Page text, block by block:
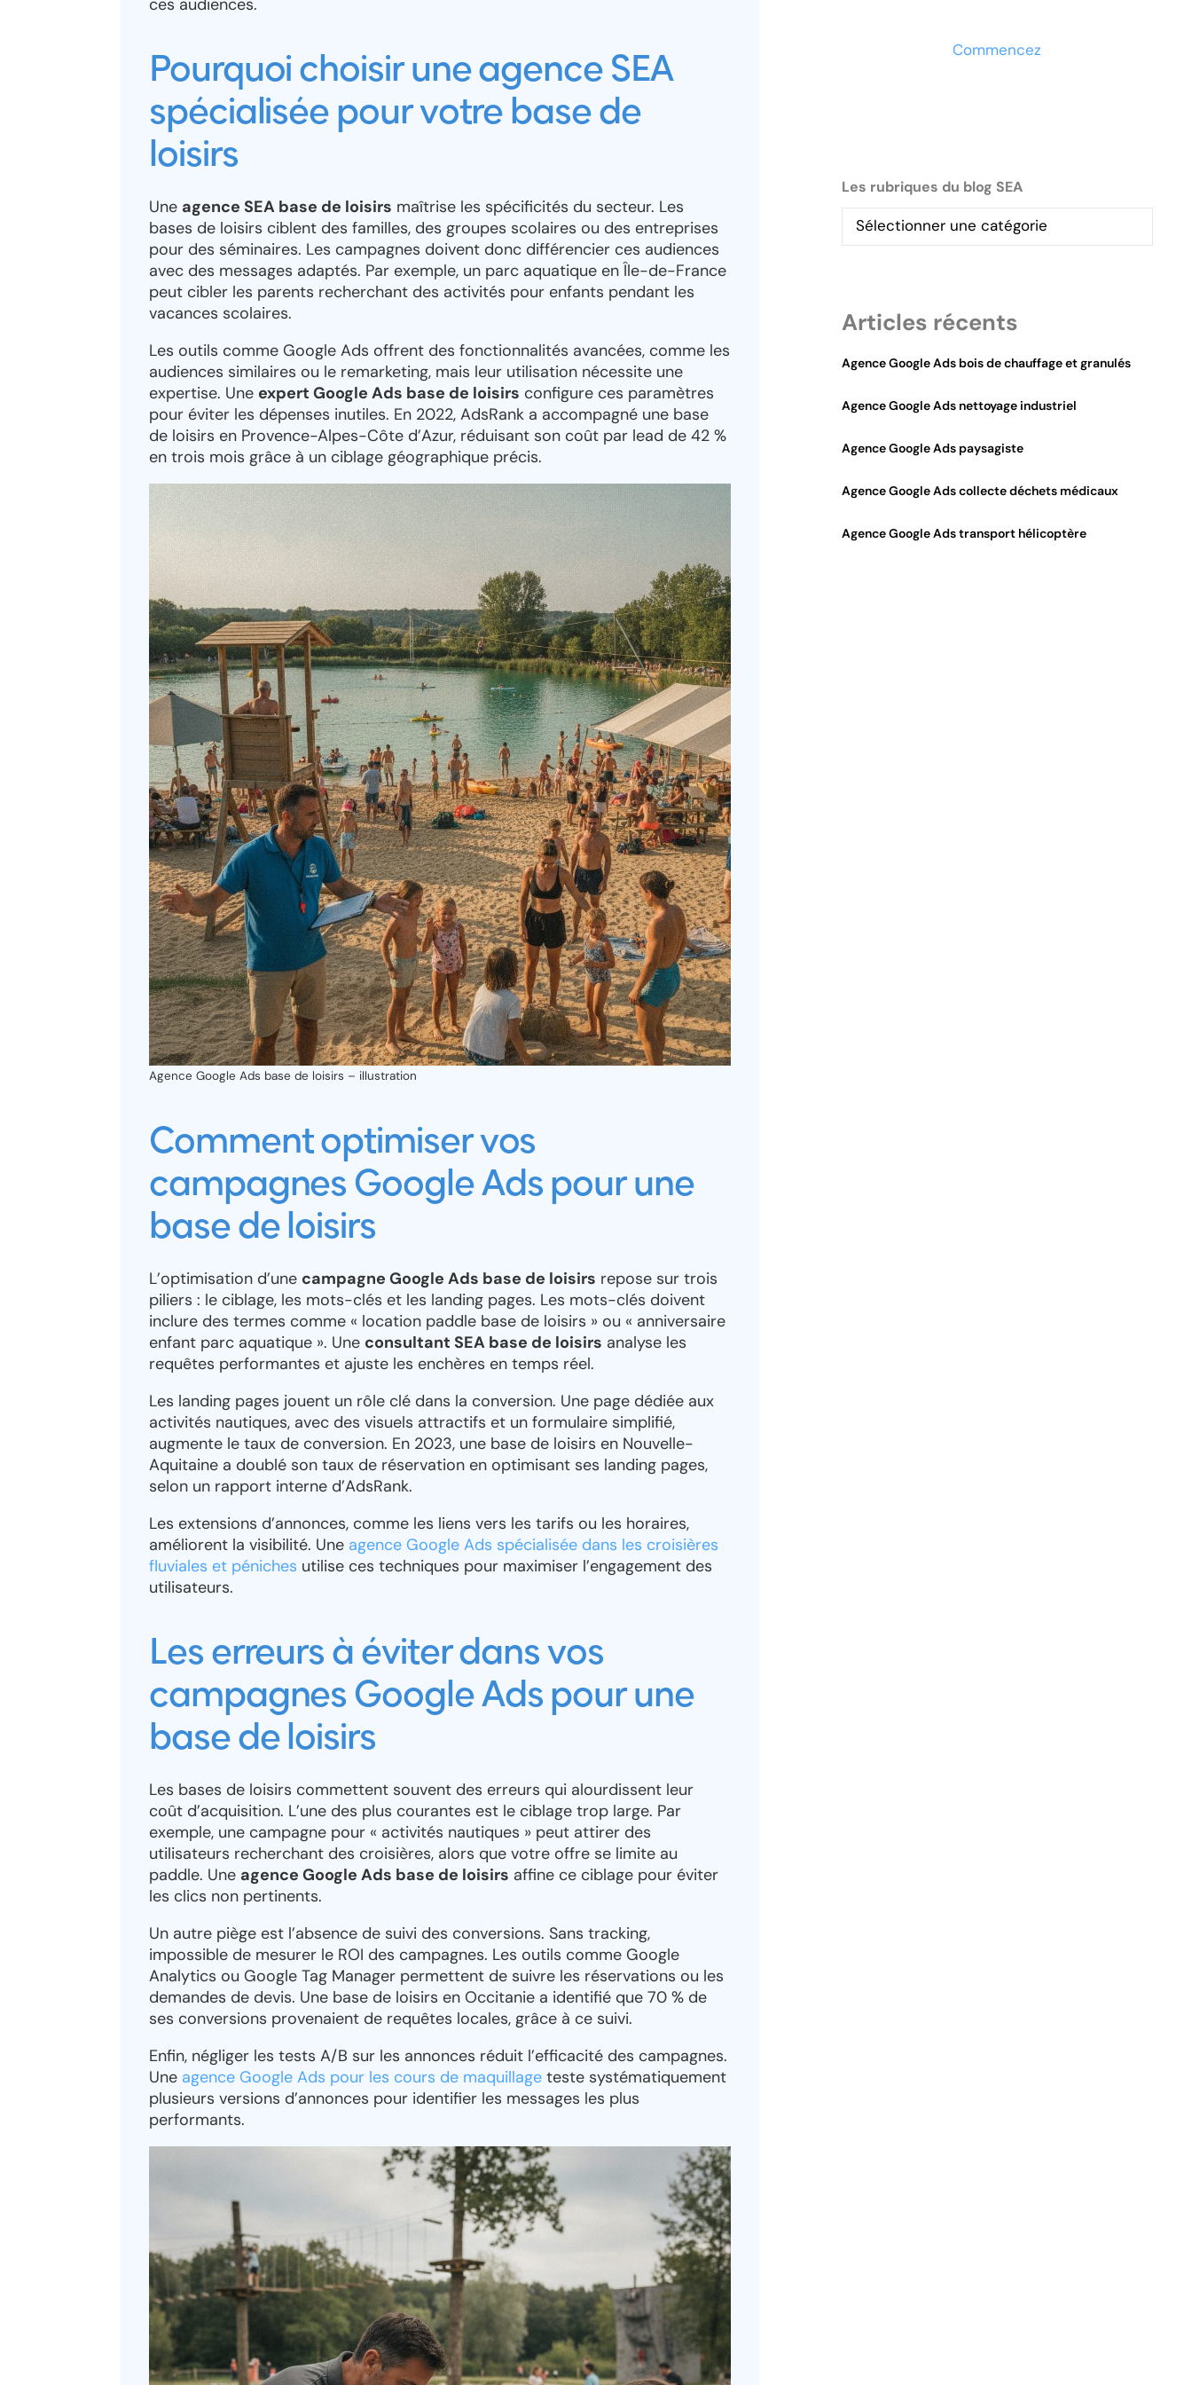
ces audiences.
Pourquoi choisir une agence SEA
spécialisée pour votre base de
loisirs
Une agence SEA base de loisirs maîtrise les spécificités du secteur. Les
bases de loisirs ciblent des familles, des groupes scolaires ou des entreprises
pour des séminaires. Les campagnes doivent donc différencier ces audiences
avec des messages adaptés. Par exemple, un parc aquatique en Île-de-France
peut cibler les parents recherchant des activités pour enfants pendant les
vacances scolaires.
Les outils comme Google Ads offrent des fonctionnalités avancées, comme les
audiences similaires ou le remarketing, mais leur utilisation nécessite une
expertise. Une expert Google Ads base de loisirs configure ces paramètres
pour éviter les dépenses inutiles. En 2022, AdsRank a accompagné une base
de loisirs en Provence-Alpes-Côte d’Azur, réduisant son coût par lead de 42 %
en trois mois grâce à un ciblage géographique précis.
Agence Google Ads base de loisirs – illustration
Comment optimiser vos
campagnes Google Ads pour une
base de loisirs
L’optimisation d’une campagne Google Ads base de loisirs repose sur trois
piliers : le ciblage, les mots-clés et les landing pages. Les mots-clés doivent
inclure des termes comme « location paddle base de loisirs » ou « anniversaire
enfant parc aquatique ». Une consultant SEA base de loisirs analyse les
requêtes performantes et ajuste les enchères en temps réel.
Les landing pages jouent un rôle clé dans la conversion. Une page dédiée aux
activités nautiques, avec des visuels attractifs et un formulaire simplifié,
augmente le taux de conversion. En 2023, une base de loisirs en Nouvelle-
Aquitaine a doublé son taux de réservation en optimisant ses landing pages,
selon un rapport interne d’AdsRank.
Les extensions d’annonces, comme les liens vers les tarifs ou les horaires,
améliorent la visibilité. Une agence Google Ads spécialisée dans les croisières
fluviales et péniches utilise ces techniques pour maximiser l’engagement des
utilisateurs.
Les erreurs à éviter dans vos
campagnes Google Ads pour une
base de loisirs
Les bases de loisirs commettent souvent des erreurs qui alourdissent leur
coût d’acquisition. L’une des plus courantes est le ciblage trop large. Par
exemple, une campagne pour « activités nautiques » peut attirer des
utilisateurs recherchant des croisières, alors que votre offre se limite au
paddle. Une agence Google Ads base de loisirs affine ce ciblage pour éviter
les clics non pertinents.
Un autre piège est l’absence de suivi des conversions. Sans tracking,
impossible de mesurer le ROI des campagnes. Les outils comme Google
Analytics ou Google Tag Manager permettent de suivre les réservations ou les
demandes de devis. Une base de loisirs en Occitanie a identifié que 70 % de
ses conversions provenaient de requêtes locales, grâce à ce suivi.
Enfin, négliger les tests A/B sur les annonces réduit l’efficacité des campagnes.
Une agence Google Ads pour les cours de maquillage teste systématiquement
plusieurs versions d’annonces pour identifier les messages les plus
performants.
Commencez
Les rubriques du blog SEA
Articles récents
Agence Google Ads bois de chauffage et granulés
Agence Google Ads nettoyage industriel
Agence Google Ads paysagiste
Agence Google Ads collecte déchets médicaux
Agence Google Ads transport hélicoptère